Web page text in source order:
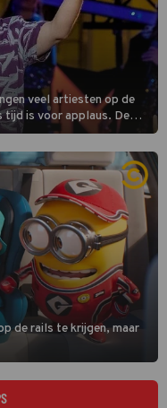
veel artiesten op de
tijd is voor applaus. De
René Froger en
hit Zwoele Zomernachten.
de rails te krijgen, maar